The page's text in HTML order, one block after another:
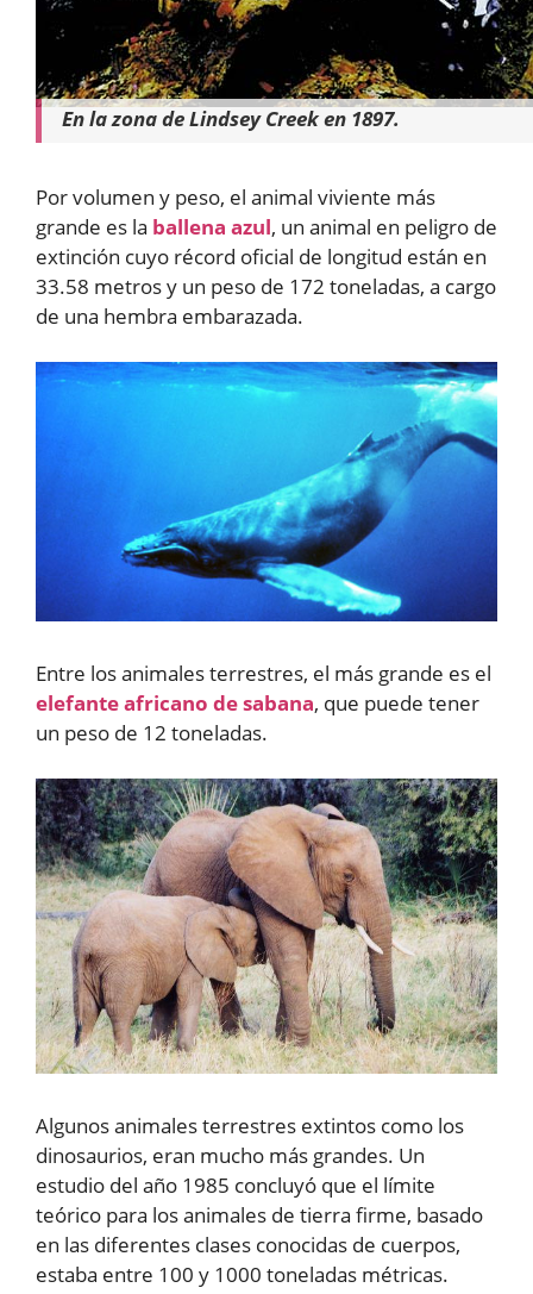
En la zona de Lindsey Creek en 1897.
Por volumen y peso, el animal viviente más
grande es la ballena azul, un animal en peligro de
extinción cuyo récord oficial de longitud están en
33.58 metros y un peso de 172 toneladas, a cargo
de una hembra embarazada.
Entre los animales terrestres, el más grande es el
elefante africano de sabana, que puede tener
un peso de 12 toneladas.
Algunos animales terrestres extintos como los
dinosaurios, eran mucho más grandes. Un
estudio del año 1985 concluyó que el límite
teórico para los animales de tierra firme, basado
en las diferentes clases conocidas de cuerpos,
estaba entre 100 y 1000 toneladas métricas.